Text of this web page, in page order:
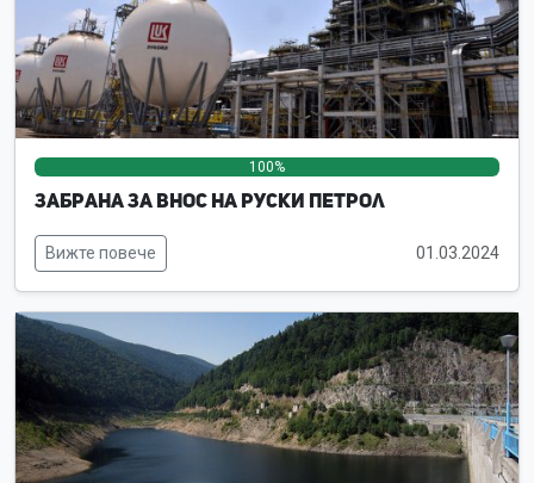
100%
Забрана за внос на руски петрол
Вижте повече 01.03.2024